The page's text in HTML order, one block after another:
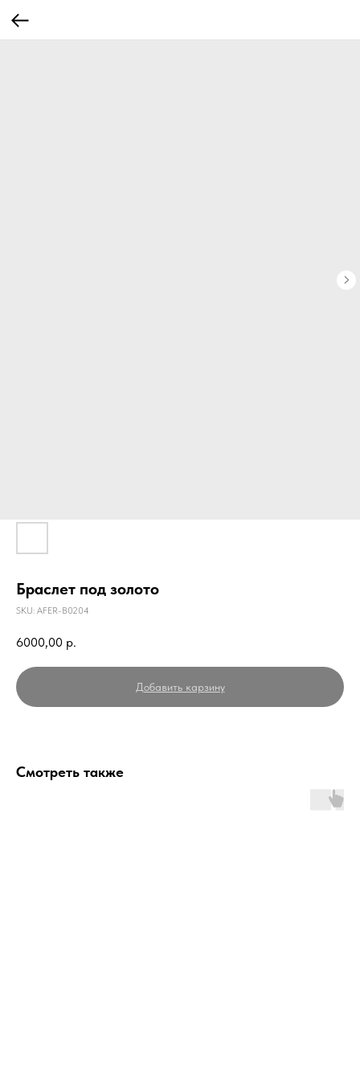
Браслет под золото
SKU: AFER-B0204
6000,00 р.
Добавить карзину
Смотреть также